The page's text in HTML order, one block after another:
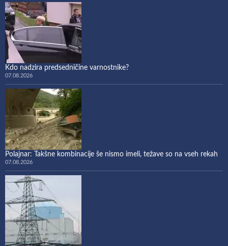
Kdo nadzira predsedničine varnostnike?
07.08.2026
Polajnar: Takšne kombinacije še nismo imeli, težave so na vseh rekah
07.08.2026